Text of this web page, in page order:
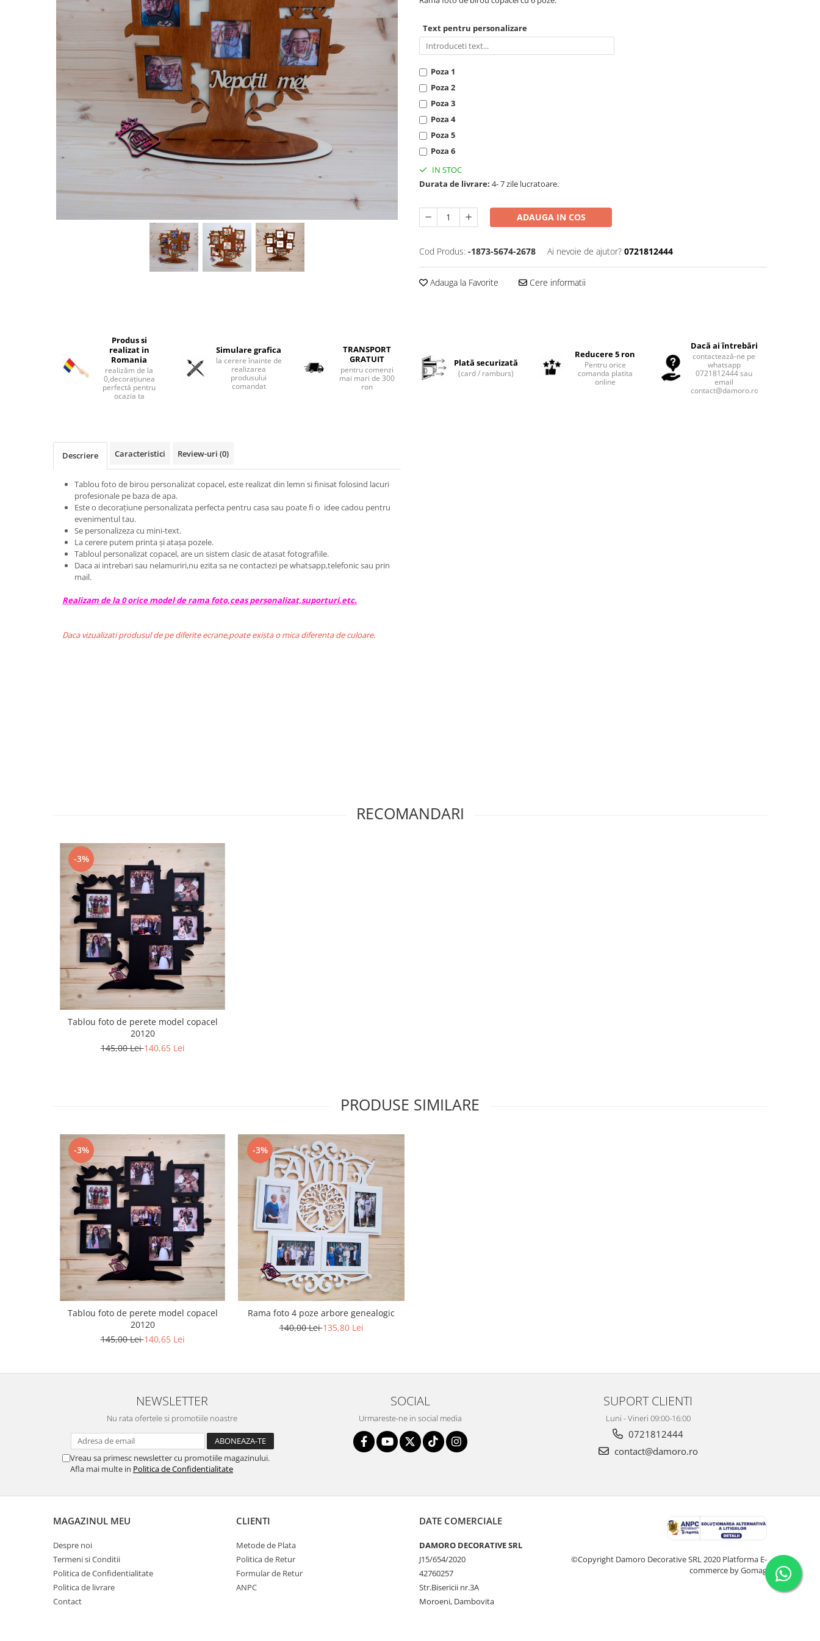
Rame foto nanuți
Rame foto mamă
Rame foto meserii
Rame foto pentru ecografie
Rame foto personalizate
Ceasuri cu rama foto
Ceasuri meserii
Ceasuri de perete animalute
Ceasuri evenimente
Text pentru personalizare
Poza 1
Poza 2
Poza 3
Poza 4
Poza 5
Poza 6
IN STOC
Durata de livrare: 4- 7 zile lucratoare.
ADAUGA IN COS
Cod Produs: -1873-5674-2678 Ai nevoie de ajutor? 0721812444
Adauga la Favorite Cere informatii
Produs si
realizat in
Romania
realizăm de la
0,decorațiunea
perfectă pentru
ocazia ta
Simulare grafica
la cerere înainte de
realizarea
produsului
comandat
TRANSPORT
GRATUIT
pentru comenzi
mai mari de 300
ron
Plată securizată
(card / ramburs)
Reducere 5 ron
Pentru orice
comanda platita
online
Dacă ai întrebări
contactează-ne pe
whatsapp
0721812444 sau
email
contact@damoro.ro
Descriere Caracteristici Review-uri (0)
Tablou foto de birou personalizat copacel, este realizat din lemn si finisat folosind lacuri
profesionale pe baza de apa.
Este o decorațiune personalizata perfecta pentru casa sau poate fi o idee cadou pentru
evenimentul tau.
Se personalizeza cu mini-text.
La cerere putem printa și atașa pozele.
Tabloul personalizat copacel, are un sistem clasic de atasat fotografiile.
Daca ai intrebari sau nelamuriri,nu ezita sa ne contactezi pe whatsapp,telefonic sau prin
mail.
Realizam de la 0 orice model de rama foto,ceas personalizat,suporturi,etc.
Daca vizualizati produsul de pe diferite ecrane,poate exista o mica diferenta de culoare.
RECOMANDARI
-3%
Tablou foto de perete model copacel
20120
145,00 Lei140,65 Lei
PRODUSE SIMILARE
-3%
Tablou foto de perete model copacel
20120
145,00 Lei140,65 Lei
-3%
Rama foto 4 poze arbore genealogic
140,00 Lei135,80 Lei
NEWSLETTER
Nu rata ofertele si promotiile noastre
Vreau sa primesc newsletter cu promotiile magazinului.
Afla mai multe in Politica de Confidentialitate
SOCIAL
Urmareste-ne in social media
SUPORT CLIENTI
Luni - Vineri 09:00-16:00
0721812444
contact@damoro.ro
MAGAZINUL MEU
Despre noi
Termeni si Conditii
Politica de Confidentialitate
Politica de livrare
Contact
CLIENTI
Metode de Plata
Politica de Retur
Formular de Retur
ANPC
DATE COMERCIALE
DAMORO DECORATIVE SRL
J15/654/2020
42760257
Str.Bisericii nr.3A
Moroeni, Dambovita
©Copyright Damoro Decorative SRL 2020 Platforma E-
commerce by Gomag